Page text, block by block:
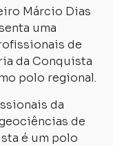
Márcio Dias
uma
de
da Conquista
polo regional.
da
de
é um polo